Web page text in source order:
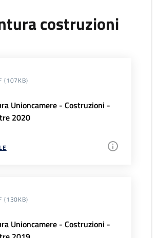
costruzioni
(107KB)
Unioncamere - Costruzioni -
2020
(130KB)
Unioncamere - Costruzioni -